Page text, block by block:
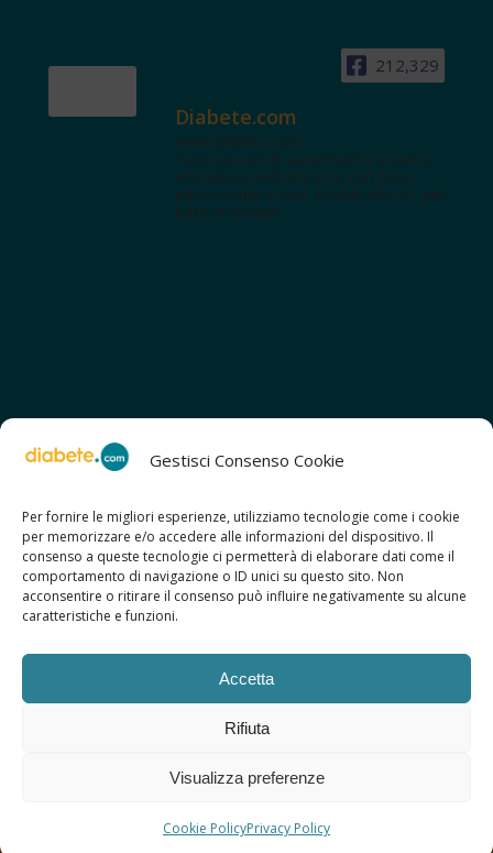
Gestisci Consenso Cookie
Per fornire le migliori esperienze, utilizziamo tecnologie come i cookie
per memorizzare e/o accedere alle informazioni del dispositivo. Il
consenso a queste tecnologie ci permetterà di elaborare dati come il
comportamento di navigazione o ID unici su questo sito. Non
acconsentire o ritirare il consenso può influire negativamente su alcune
caratteristiche e funzioni.
Accetta
Rifiuta
Visualizza preferenze
Cookie PolicyPrivacy Policy
212,329
Diabete.com
www.diabete.com
Tanti contenuti autorevoli e un'area
interattiva dedicata a te con spazi
educazionali e test. Iscriviti alla NL per
tutte le novità!
SCOPRI ANCHE:
> ilmiodiabete.com
> casadiabete.it
> digitaldiabetes.srl
> obesitalia.com
© 2026 Copyright - Diabete.com
Copyright Credits